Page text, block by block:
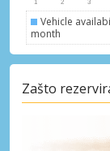
Vehicle
month
Zašto